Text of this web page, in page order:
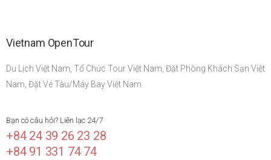
Vietnam OpenTour
Du Lịch Việt Nam, Tổ Chức Tour Việt Nam, Đặt Phòng Khách Sạn Việt
Nam, Đặt Vé Tàu/Máy Bay Việt Nam
Bạn có câu hỏi? Liên lạc 24/7
+84 24 39 26 23 28
+84 91 331 74 74